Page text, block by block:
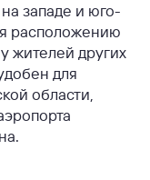
западе и юго-
расположению
жителей других
для
области,